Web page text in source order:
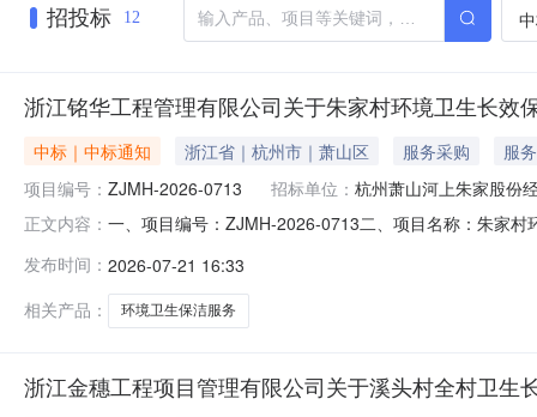
招投标 12
浙江铭华工程管理有限公司关于朱家村环境卫生长效
中标｜中标通知 浙江省｜杭州市｜萧山区 服务采购
服务
项目编号： ZJMH-2026-0713 招标单位： 杭州萧山河上朱家股份
正文内容： 一、项目编号：ZJMH-2026-0713二、项目名称：朱家
项名称标的名称服务范围服务要求服务时间服务标准1朱
开竞争文件要求五、评审
发布时间： 2026-07-21 16:33
相关产品：
环境卫生保洁服务
浙江金穗工程项目管理有限公司关于溪头村全村卫生